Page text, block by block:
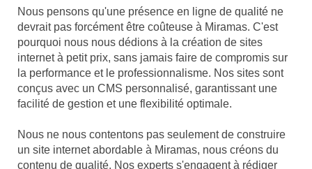
Nous pensons qu'une présence en ligne de qualité ne
devrait pas forcément être coûteuse à Miramas. C'est
pourquoi nous nous dédions à la création de sites
internet à petit prix, sans jamais faire de compromis sur
la performance et le professionnalisme. Nos sites sont
conçus avec un CMS personnalisé, garantissant une
facilité de gestion et une flexibilité optimale.
Nous ne nous contentons pas seulement de construire
un site internet abordable à Miramas, nous créons du
contenu de qualité. Nos experts s'engagent à rédiger